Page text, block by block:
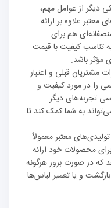
دیگر از عوامل مهم،
علاوه بر ارائه
هم برای
تناسب کیفیت با قیمت
مؤثر باشد.
مشتریان قبلی و اعتبار
را در مورد کیفیت و
تجربه‌های دیگر
به شما کمک کند تا
معتبر معمولاً
محصولات خود ارائه
که در صورت بروز هرگونه
و یا تعمیر لباس‌ها